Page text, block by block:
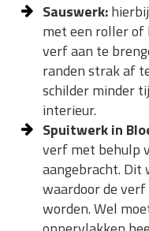
Sauswerk:hierbij
met een roller of
verf aan te
randen strak af
schilder minder
interieur.
Spuitwerk in
verf met behulp
aangebracht. Dit
waardoor de
worden. Wel